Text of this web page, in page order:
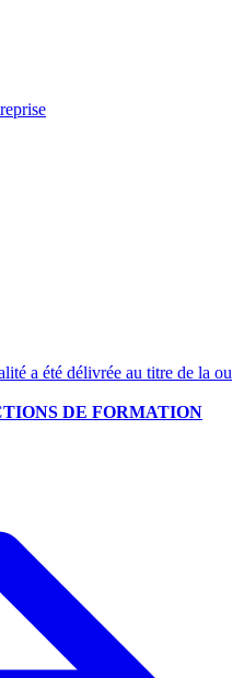
a été délivrée au titre de la ou
DE FORMATION